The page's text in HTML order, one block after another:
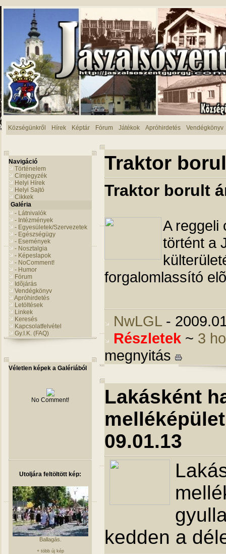
Községünkről Hírek Képtár Fórum Játékok Apróhirdetés Vendégkönyv
Navigáció
Történelem
Címjegyzék
Helyi Hírek
Helyi Sajtó
Cikkek
Galéria
- Látnivalók
- Intézmények
- Egyesületek/Szervezetek
- Egészségügy
- Események
- Nosztalgia
- Képeslapok
- NoComment!
- Humor
Fórum
Idõjárás
Vendégkönyv
Apróhirdetés
Letöltések
Linkek
Keresés
Kapcsolatfelvétel
Gy.I.K. (FAQ)
Véletlen képek a Galériából
No Comment!
Utoljára feltöltött kép:
Ballagás.
+ több új kép
Traktor
Traktor borult
A reggeli
történt a
forgalomlassító
NwLGL -
Részletek ~ 3
megnyitás
Lakásként
09.01.13
kedden a